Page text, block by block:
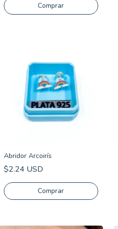
Comprar
Abridor Arcoirís
$2.24 USD